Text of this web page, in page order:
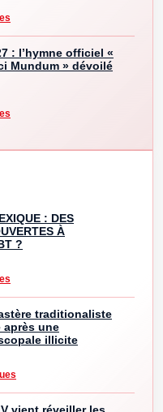
: l’hymne officiel «
Mundum » dévoilé
: DES
À
?
traditionaliste
après une
illicite